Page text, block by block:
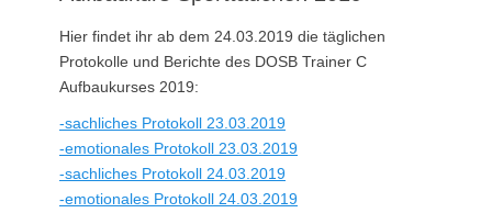
Hier findet ihr ab dem 24.03.2019 die täglichen
Protokolle und Berichte des DOSB Trainer C
Aufbaukurses 2019:
-sachliches Protokoll 23.03.2019
-emotionales Protokoll 23.03.2019
-sachliches Protokoll 24.03.2019
-emotionales Protokoll 24.03.2019